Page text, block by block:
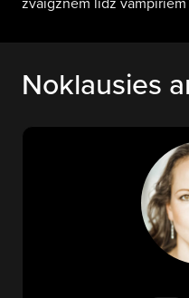
Noklausies